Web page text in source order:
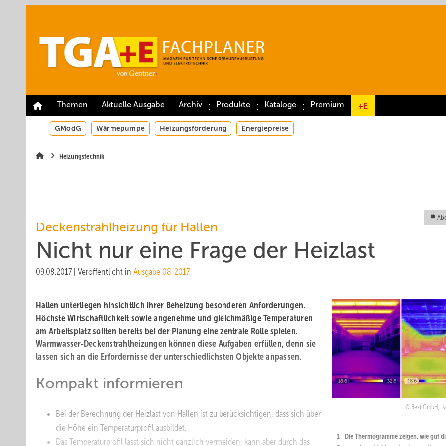
Themen Aktuelle Ausgabe Archiv Produkte Kataloge Premium +E
GModG Wärmepumpe Heizungsförderung Energiepreise
Heizungstechnik
Deckenstrahlheizung für Hallen
Nicht nur eine Frage der Heizlast
09.08.2017 Veröffentlicht in Ausgabe 08-2017
Best GmbH,
1Die Thermogramme zeigen, wie gut
Hallen unterliegen hinsichtlich ihrer Beheizung besonderen Anforderungen.
Höchste Wirtschaftlichkeit sowie angenehme und gleichmäßige Temperaturen
am Arbeitsplatz sollten bereits bei der Planung eine zentrale Rolle spielen.
Warmwasser-Deckenstrahlheizungen können diese Aufgaben erfüllen, denn sie
lassen sich an die Erfordernisse der unterschiedlichsten Objekte anpassen.
Kompakt informieren
Bei der Berechnung der Heizlast von Hallen ist zu berücksichtigen, dass sich über
die Höhe ein Temperaturprofil ausbildet.
Das Temperaturprofil lässt sich nicht gänzlich vermeiden, kann aber durch das